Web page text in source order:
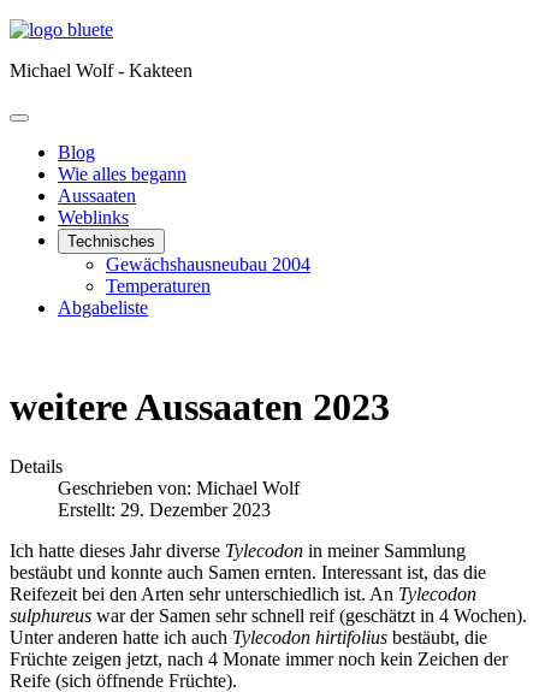
Michael Wolf - Kakteen
Blog
Wie alles begann
Aussaaten
Weblinks
Technisches
Gewächshausneubau 2004
Temperaturen
Abgabeliste
weitere Aussaaten 2023
Details
Geschrieben von: Michael Wolf
Erstellt: 29. Dezember 2023
Ich hatte dieses Jahr diverse Tylecodon in meiner Sammlung
bestäubt und konnte auch Samen ernten. Interessant ist, das die
Reifezeit bei den Arten sehr unterschiedlich ist. An Tylecodon
sulphureus war der Samen sehr schnell reif (geschätzt in 4 Wochen).
Unter anderen hatte ich auch Tylecodon hirtifolius bestäubt, die
Früchte zeigen jetzt, nach 4 Monate immer noch kein Zeichen der
Reife (sich öffnende Früchte).